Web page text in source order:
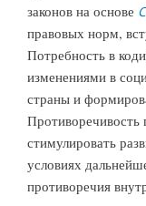
законов на основе
правовых норм,
Потребность в
изменениями в
страны и
Противоречивость
стимулировать
условиях
противоречия